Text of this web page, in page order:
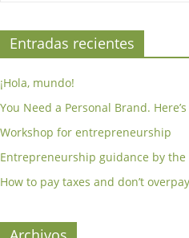
Entradas recientes
¡Hola, mundo!
You Need a Personal Brand.
Workshop for entrepreneurship
Entrepreneurship guidance by
How to pay taxes and don’t